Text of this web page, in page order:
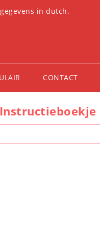
in dutch.
CONTACT
Instructieboekje